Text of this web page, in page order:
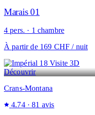
Marais 01
4 pers. · 1 chambre
À partir de169 CHF / nuit
Visite 3D
Découvrir
Crans-Montana
4.74 · 81 avis